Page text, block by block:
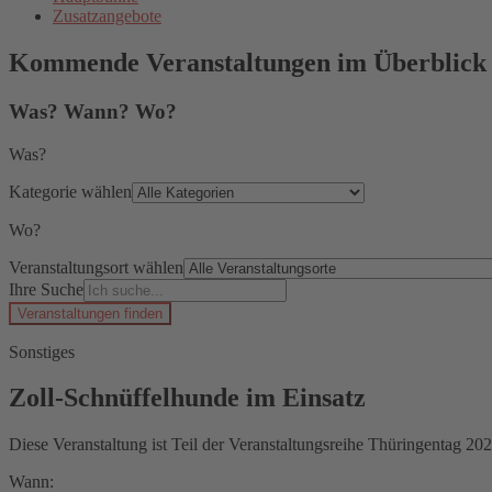
Zusatzangebote
Kommende Veranstaltungen im Überblick
Was? Wann? Wo?
Was?
Kategorie wählen
Wo?
Veranstaltungsort wählen
Ihre Suche
Veranstaltungen finden
Sonstiges
Zoll-Schnüffelhunde im Einsatz
Diese Veranstaltung ist Teil der Veranstaltungsreihe Thüringentag
Wann: